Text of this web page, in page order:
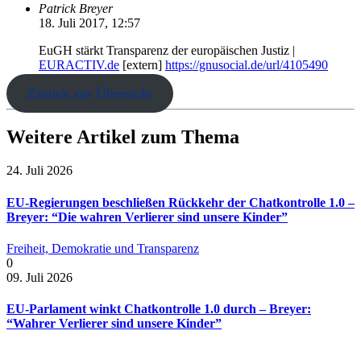
Patrick Breyer
18. Juli 2017, 12:57
EuGH stärkt Transparenz der europäischen Justiz |
EURACTIV.de [extern] https://gnusocial.de/url/4105490
Zurück zur Übersicht
Weitere Artikel zum Thema
24. Juli 2026
EU-Regierungen beschließen Rückkehr der Chatkontrolle 1.0 –
Breyer: “Die wahren Verlierer sind unsere Kinder”
Freiheit, Demokratie und Transparenz
0
09. Juli 2026
EU-Parlament winkt Chatkontrolle 1.0 durch – Breyer:
“Wahrer Verlierer sind unsere Kinder”